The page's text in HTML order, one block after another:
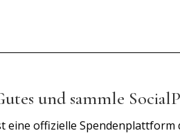
und sammle
eine offizielle Spendenplattform